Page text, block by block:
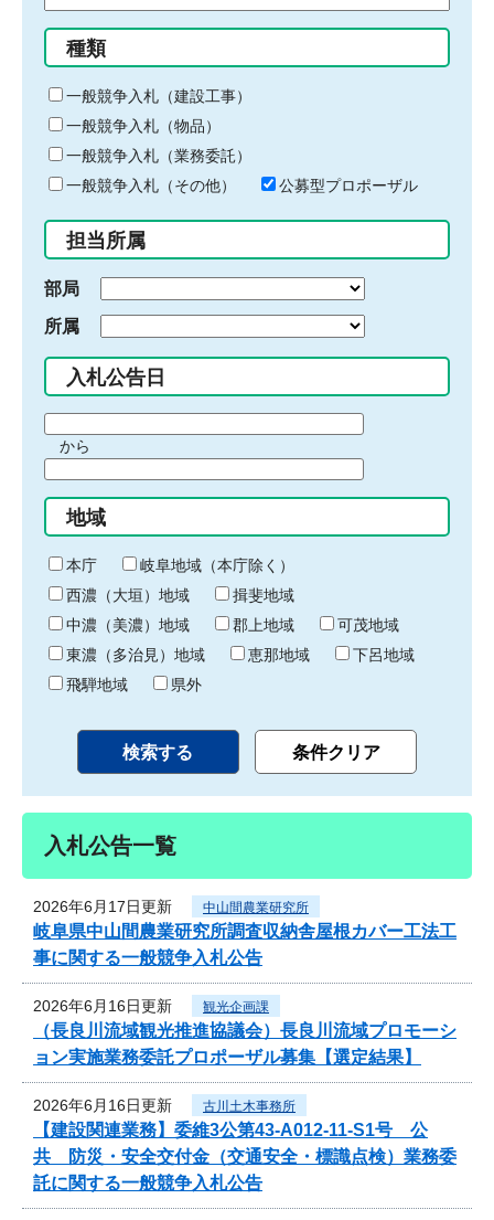
る
キ
ー
ワ
ー
ド
入
力
種類
一般競争入札（建設工事）
一般競争入札（物品）
一般競争入札（業務委託）
一般競争入札（その他）
公募型プロポーザル
担当所属
部局
所属
入札公告日
間
始
り
から
間
終
わ
り
地域
本庁
岐阜地域（本庁除く）
西濃（大垣）地域
揖斐地域
中濃（美濃）地域
郡上地域
可茂地域
東濃（多治見）地域
恵那地域
下呂地域
飛騨地域
県外
入札公告一覧
2026年6月17日更新 中山間農業研究所
岐阜県中山間農業研究所調査収納舎屋根カバー工法工
事に関する一般競争入札公告
2026年6月16日更新 観光企画課
（長良川流域観光推進協議会）長良川流域プロモーシ
ョン実施業務委託プロポーザル募集【選定結果】
2026年6月16日更新 古川土木事務所
【建設関連業務】委維3公第43-A012-11-S1号 公
共 防災・安全交付金（交通安全・標識点検）業務委
託に関する一般競争入札公告